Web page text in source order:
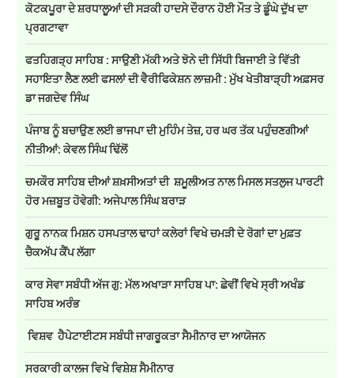
ਕੋਟਕਪੂਰਾ ਦੇ ਸ਼ਰਧਾਲੂਆਂ ਦੀ ਸੜਕੀ ਹਾਦਸੇ ਦੌਰਾਨ ਹੋਈ ਮੌਤ ਤੇ ਡੂੰਘੇ ਦੁੱਖ ਦਾ
ਪ੍ਰਗਟਾਵਾ
ਫਤਹਿਗੜ੍ਹ ਸਾਹਿਬ : ਸਾਉਣੀ ਮੱਕੀ ਅਤੇ ਝੋਨੇ ਦੀ ਸਿੱਧੀ ਬਿਜਾਈ ਤੇ ਵਿੱਤੀ
ਸਹਾਇਤਾ ਲੈਣ ਲਈ ਫਸਲਾਂ ਦੀ ਵੈਰੀਫਿਕੇਸ਼ਨ ਲਾਜ਼ਮੀ : ਮੁੱਖ ਖੇਤੀਬਾੜ੍ਹੀ ਅਫ਼ਸਰ
ਡਾ ਜਗਦੇਵ ਸਿੰਘ
ਪੰਜਾਬ ਨੂੰ ਬਚਾਉਣ ਲਈ ਭਾਜਪਾ ਦੀ ਮੁਹਿੰਮ ਤੇਜ਼, ਹਰ ਘਰ ਤੱਕ ਪਹੁੰਚਣਗੀਆਂ
ਨੀਤੀਆਂ: ਕੇਵਲ ਸਿੰਘ ਢਿੱਲੋਂ
ਚਮਕੌਰ ਸਾਹਿਬ ਦੀਆਂ ਸ਼ਖ਼ਸੀਅਤਾਂ ਦੀ ਸ਼ਮੂਲੀਅਤ ਨਾਲ ਮਿਸਲ ਸਤਲੁਜ ਪਾਰਟੀ
ਹੋਰ ਮਜ਼ਬੂਤ ਹੋਵੇਗੀ: ਅਜੇਪਾਲ ਸਿੰਘ ਬਰਾੜ
ਗੁਰੂ ਨਾਨਕ ਮਿਸ਼ਨ ਹਸਪਤਾਲ ਢਾਹਾਂ ਕਲੇਰਾਂ ਵਿਖੇ ਚਮੜੀ ਦੇ ਰੋਗਾਂ ਦਾ ਮੁਫ਼ਤ
ਚੈਕਅੱਪ ਕੈਂਪ ਲੱਗਾ
ਕਾਰ ਸੇਵਾ ਸਬੰਧੀ ਅੱਜ ਗੁ: ਮੱਲ ਅਖਾੜਾ ਸਾਹਿਬ ਪਾ: ਛੇਵੀਂ ਵਿਖੇ ਸ੍ਰੀ ਅਖੰਡ
ਸਾਹਿਬ ਅਰੰਭ
ਵਿਸ਼ਵ ਹੈਪੇਟਾਈਟਸ ਸਬੰਧੀ ਜਾਗਰੂਕਤਾ ਸੈਮੀਨਾਰ ਦਾ ਆਯੋਜਨ
ਸਰਕਾਰੀ ਕਾਲਜ ਵਿਖੇ ਵਿਸ਼ੇਸ਼ ਸੈਮੀਨਾਰ